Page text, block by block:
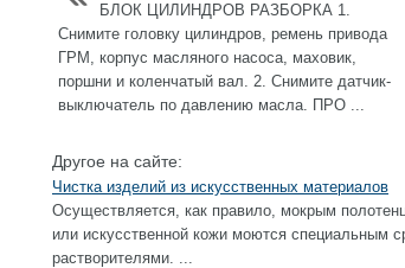
БЛОК ЦИЛИНДРОВ РАЗБОРКА 1.
Снимите головку цилиндров, ремень привода
ГРМ, корпус масляного насоса, маховик,
поршни и коленчатый вал. 2. Снимите датчик-
выключатель по давлению масла. ПРО ...
Другое на сайте:
Чистка изделий из искусственных материалов
Осуществляется, как правило, мокрым
или искусственной кожи моются специальным
растворителями. ...